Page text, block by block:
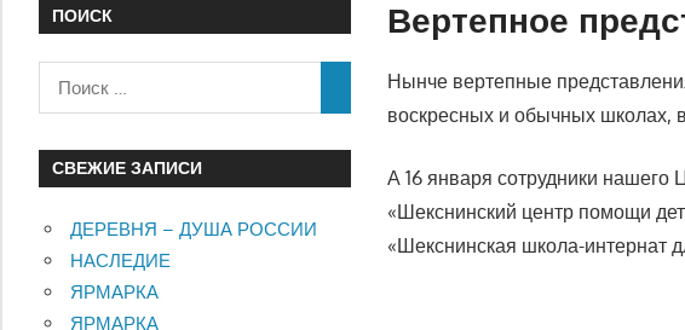
Вертепное
Нынче вертепные
воскресных и обычных школах,
А 16 января сотрудники
«Шекснинский центр помощи
«Шекснинская школа-интернат
ПОИСК
СВЕЖИЕ ЗАПИСИ
ДЕРЕВНЯ – ДУША РОССИИ
НАСЛЕДИЕ
ЯРМАРКА
ЯРМАРКА